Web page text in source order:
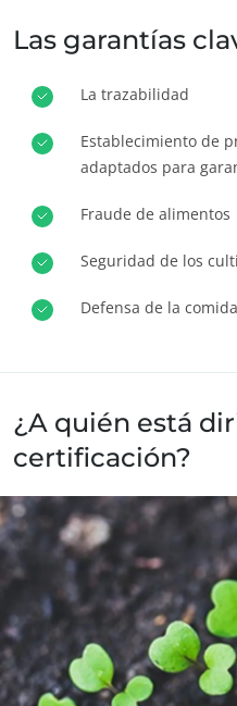
ECOCERT
¿Quiénes somos?
Carreras
Colombia (español)
Perú (español)
Europa
España
Francia (francés)
Rumania (rumano)
Serbia (serbio)
Suiza (alemán)
Turquía (turco)
Las garantías
La trazabilidad
Establecimiento de
adaptados para
Fraude de alimentos
Seguridad de los
Defensa de la comida
¿A quién está
certificación?
A todos los fabricantes de
agencias comerciales,
logística, mayoristas y